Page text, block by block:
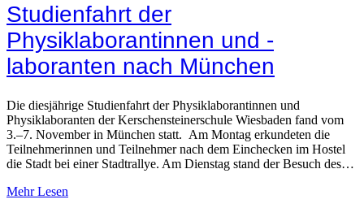
Studienfahrt der
Physiklaborantinnen und -
laboranten nach München
Die diesjährige Studienfahrt der Physiklaborantinnen und
Physiklaboranten der Kerschensteinerschule Wiesbaden fand vom
3.–7. November in München statt. Am Montag erkundeten die
Teilnehmerinnen und Teilnehmer nach dem Einchecken im Hostel
die Stadt bei einer Stadtrallye. Am Dienstag stand der Besuch des…
Mehr Lesen